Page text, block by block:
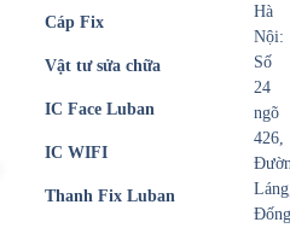
Cáp Fix
Vật tư sửa chữa
IC Face Luban
IC WIFI
Thanh Fix Luban
Hà
Nội:
Số
24
ngõ
426,
Đống